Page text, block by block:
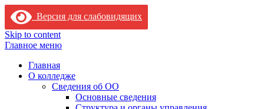
Версия для слабовидящих
Skip to content
Главное меню
Главная
О колледже
Сведения об ОО
Основные сведения